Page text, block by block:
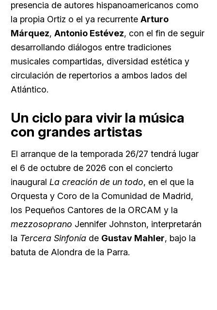
presencia de autores hispanoamericanos como
la propia Ortiz o el ya recurrente Arturo
Márquez, Antonio Estévez, con el fin de seguir
desarrollando diálogos entre tradiciones
musicales compartidas, diversidad estética y
circulación de repertorios a ambos lados del
Atlántico.
Un ciclo para vivir la música
con grandes artistas
El arranque de la temporada 26/27 tendrá lugar
el 6 de octubre de 2026 con el concierto
inaugural La creación de un todo, en el que la
Orquesta y Coro de la Comunidad de Madrid,
los Pequeños Cantores de la ORCAM y la
mezzosoprano Jennifer Johnston, interpretarán
la Tercera Sinfonía de Gustav Mahler, bajo la
batuta de Alondra de la Parra.